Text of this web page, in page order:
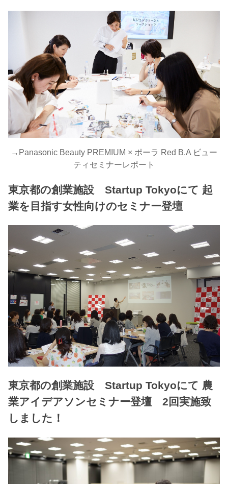
→ Panasonic Beauty PREMIUM × ポーラ Red B.A ビュー
ティセミナーレポート
東京都の創業施設 Startup Tokyoにて 起
業を目指す女性向けのセミナー登壇
東京都の創業施設 Startup Tokyoにて 農
業アイデアソンセミナー登壇 2回実施致
しました！